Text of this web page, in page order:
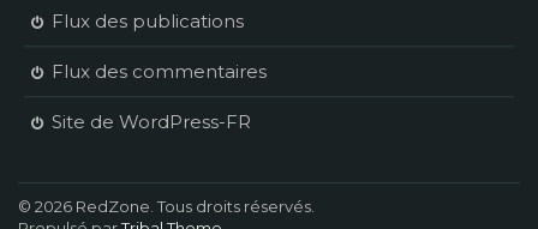
Flux des publications
Flux des commentaires
Site de WordPress-FR
© 2026 RedZone. Tous droits réservés.